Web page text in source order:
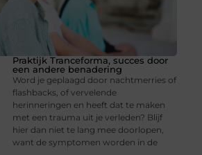
Praktijk Tranceforma, succes door
een andere benadering
Word je geplaagd door nachtmerries of
flashbacks, of vervelende
herinneringen en heeft dat te maken
met een trauma uit je verleden? Blijf
hier dan niet te lang mee doorlopen,
want de symptomen worden in de